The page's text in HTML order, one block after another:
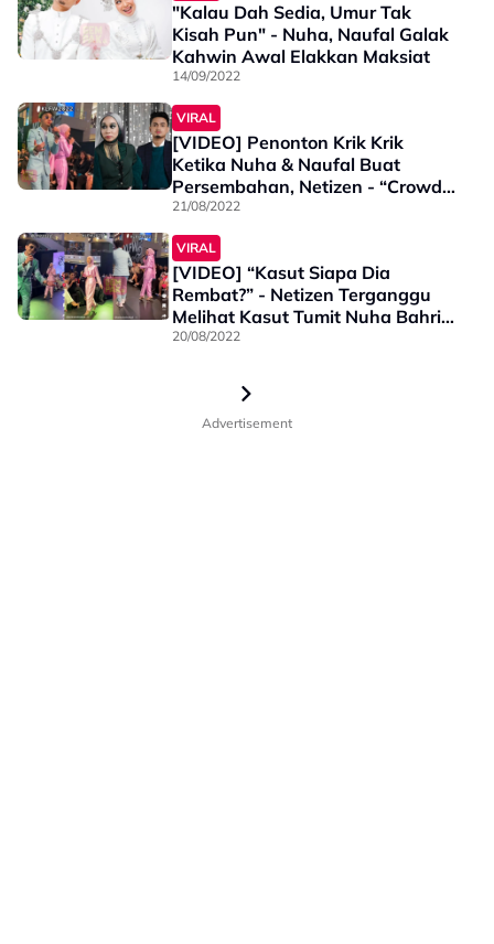
"Kalau Dah Sedia, Umur Tak
Kisah Pun" - Nuha, Naufal Galak
Kahwin Awal Elakkan Maksiat
14/09/2022
VIRAL
[VIDEO] Penonton Krik Krik
Ketika Nuha & Naufal Buat
Persembahan, Netizen - “Crowd
Tak Sporting Langsung”
21/08/2022
VIRAL
[VIDEO] “Kasut Siapa Dia
Rembat?” - Netizen Terganggu
Melihat Kasut Tumit Nuha Bahrin
Ketika Buat Persembahan
20/08/2022
Advertisement